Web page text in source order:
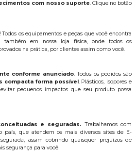
com nosso suporte. Clique no botão
Todos os equipamentos e peças que você encontra
também em nossa loja física, onde todos os
na prática, por clientes assim como você.
conforme anunciado. Todos os pedidos são
compacta forma possível . Plásticos, isopores e
pequenos impactos que seu produto possa
e seguradas. Trabalhamos com
país, que atendem os mais diversos sites de E-
assim cobrindo quaisquer prejuízos de
segurança para você!